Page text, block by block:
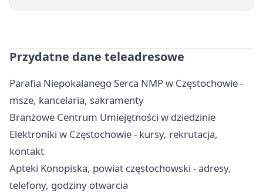
Przydatne dane teleadresowe
Parafia Niepokalanego Serca NMP w Częstochowie -
msze, kancelaria, sakramenty
Branżowe Centrum Umiejętności w dziedzinie
Elektroniki w Częstochowie - kursy, rekrutacja,
kontakt
Apteki Konopiska, powiat częstochowski - adresy,
telefony, godziny otwarcia